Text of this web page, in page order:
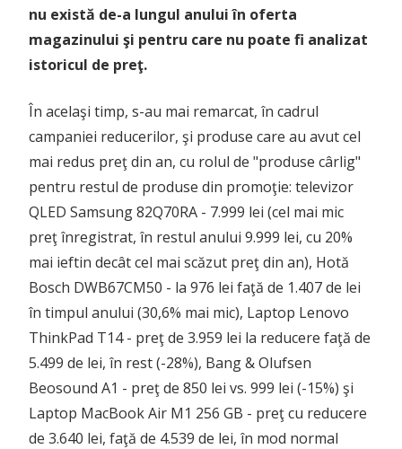
nu există de-a lungul anului în oferta
magazinului şi pentru care nu poate fi analizat
istoricul de preţ.
În acelaşi timp, s-au mai remarcat, în cadrul
campaniei reducerilor, şi produse care au avut cel
mai redus preţ din an, cu rolul de "produse cârlig"
pentru restul de produse din promoţie: televizor
QLED Samsung 82Q70RA - 7.999 lei (cel mai mic
preţ înregistrat, în restul anului 9.999 lei, cu 20%
mai ieftin decât cel mai scăzut preţ din an), Hotă
Bosch DWB67CM50 - la 976 lei faţă de 1.407 de lei
în timpul anului (30,6% mai mic), Laptop Lenovo
ThinkPad T14 - preţ de 3.959 lei la reducere faţă de
5.499 de lei, în rest (-28%), Bang & Olufsen
Beosound A1 - preţ de 850 lei vs. 999 lei (-15%) şi
Laptop MacBook Air M1 256 GB - preţ cu reducere
de 3.640 lei, faţă de 4.539 de lei, în mod normal